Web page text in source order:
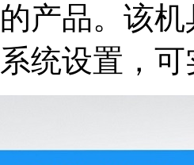
产品。该
统设置，